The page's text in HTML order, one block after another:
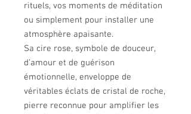
rituels, vos moments de méditation
ou simplement pour installer une
atmosphère apaisante.
Sa cire rose, symbole de douceur,
d’amour et de guérison
émotionnelle, enveloppe de
véritables éclats de cristal de roche,
pierre reconnue pour amplifier les